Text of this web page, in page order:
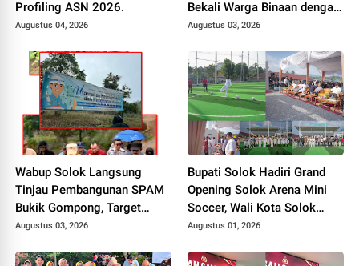
Profiling ASN 2026.
Augustus 04, 2026
Bekali Warga Binaan dengan
Keterampilan Produktif.
Augustus 03, 2026
Wabup Solok Langsung
Tinjau Pembangunan SPAM
Bukik Gompong, Target
Rampung Akhir Oktober
Augustus 03, 2026
Bupati Solok Hadiri Grand
Opening Solok Arena Mini
Soccer, Wali Kota Solok
Resmikan Fasilitas Olahraga
Augustus 01, 2026